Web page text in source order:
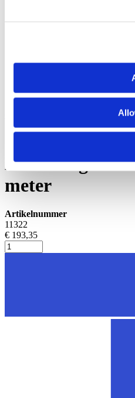
Ga naar het begin van de
Slangen melkmachine
Melkslang
meter
Artikelnummer
11322
€ 193,35